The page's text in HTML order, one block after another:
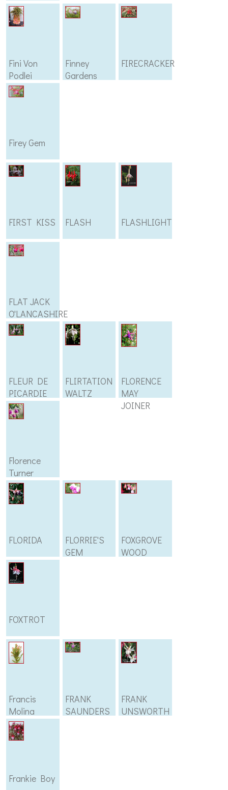
Fini Von
Podlei
Finney
Gardens
FIRECRACKER
Firey Gem
FIRST KISS FLASH FLASHLIGHT
FLAT JACK
O'LANCASHIRE
FLEUR DE
PICARDIE
FLIRTATION
WALTZ
FLORENCE
MAY
JOINER
Florence
Turner
FLORIDA
FLORRIE'S
GEM
FOXGROVE
WOOD
FOXTROT
Francis
Molina
FRANK
SAUNDERS
FRANK
UNSWORTH
Frankie Boy